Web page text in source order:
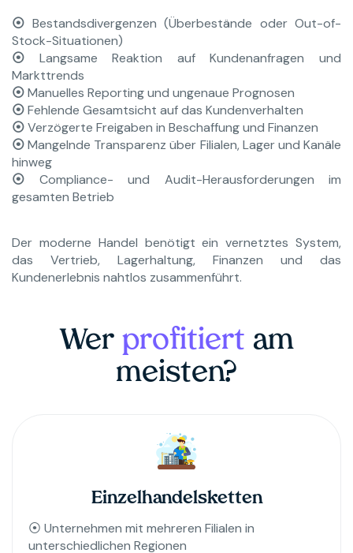
⦿ Bestandsdivergenzen (Überbestände oder Out-of-
Stock-Situationen)
⦿ Langsame Reaktion auf Kundenanfragen und
Markttrends
⦿Manuelles Reporting und ungenaue Prognosen
⦿Fehlende Gesamtsicht auf das Kundenverhalten
⦿Verzögerte Freigaben in Beschaffung und Finanzen
⦿Mangelnde Transparenz über Filialen, Lager und Kanäle
hinweg
⦿ Compliance- und Audit-Herausforderungen im
gesamten Betrieb
Der moderne Handel benötigt ein vernetztes System,
das Vertrieb, Lagerhaltung, Finanzen und das
Kundenerlebnis nahtlos zusammenführt.
Wer profitiert am
meisten?
Einzelhandelsketten
⦿ Unternehmen mit mehreren Filialen in
unterschiedlichen Regionen